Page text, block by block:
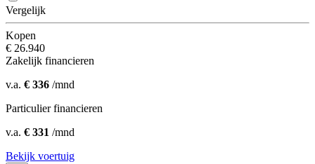
Vergelijk
Kopen
€ 26.940
Zakelijk financieren
v.a. € 336 /mnd
Particulier financieren
v.a. € 331 /mnd
Bekijk voertuig